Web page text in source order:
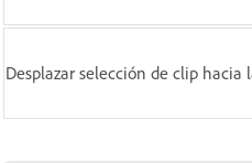
Desplazar selección de clip hacia